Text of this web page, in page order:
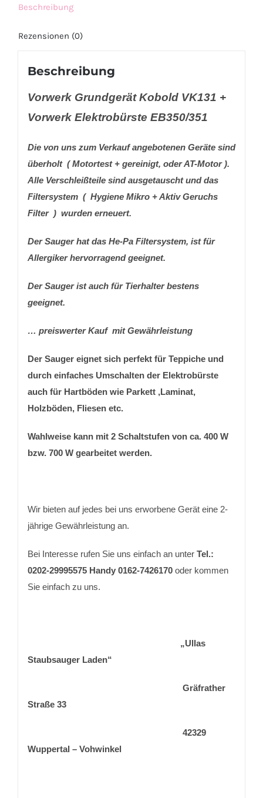
Beschreibung
Rezensionen (0)
Beschreibung
Vorwerk Grundgerät Kobold VK131 +
Vorwerk Elektrobürste EB350/351
Die von uns zum Verkauf angebotenen Geräte sind
überholt ( Motortest + gereinigt, oder AT-Motor ).
Alle Verschleißteile sind ausgetauscht und das
Filtersystem ( Hygiene Mikro + Aktiv Geruchs
Filter ) wurden erneuert.
Der Sauger hat das He-Pa Filtersystem, ist für
Allergiker hervorragend geeignet.
Der Sauger ist auch für Tierhalter bestens
geeignet.
… preiswerter Kauf mit Gewährleistung
Der Sauger eignet sich perfekt für Teppiche und
durch einfaches Umschalten der Elektrobürste
auch für Hartböden wie Parkett ,Laminat,
Holzböden, Fliesen etc.
Wahlweise kann mit 2 Schaltstufen von ca. 400 W
bzw. 700 W gearbeitet werden.
Wir bieten auf jedes bei uns erworbene Gerät eine 2-
jährige Gewährleistung an.
Bei Interesse rufen Sie uns einfach an unter Tel.:
0202-29995575 Handy 0162-7426170oder kommen
Sie einfach zu uns.
„Ullas
Staubsauger Laden“
Gräfrather
Straße 33
42329
Wuppertal – Vohwinkel